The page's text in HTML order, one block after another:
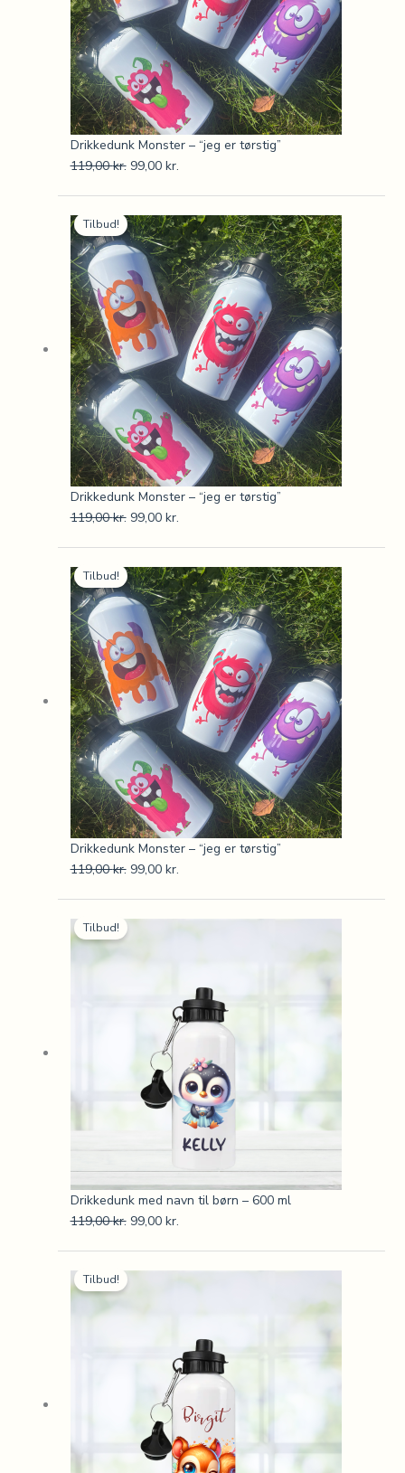
Drikkedunk Monster – “jeg er tørstig”
119,00kr. 99,00 kr.
Tilbud!
Drikkedunk Monster – “jeg er tørstig”
119,00kr.
oprindelige
pris
var:
119,00 kr..
99,00 kr.
aktuelle
pris
er:
99,00 kr..
Tilbud!
Drikkedunk Monster – “jeg er tørstig”
119,00kr.
oprindelige
pris
var:
119,00 kr..
99,00 kr.
aktuelle
pris
er:
99,00 kr..
Tilbud!
Drikkedunk med navn til børn – 600 ml
119,00kr. 99,00 kr.
99,00 kr..
Tilbud!
99,00 kr..